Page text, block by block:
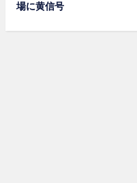
場に黄信号